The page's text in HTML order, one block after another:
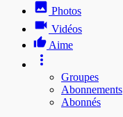
Photos
Vidéos
Aime
Groupes
Abonnements
Abonnés